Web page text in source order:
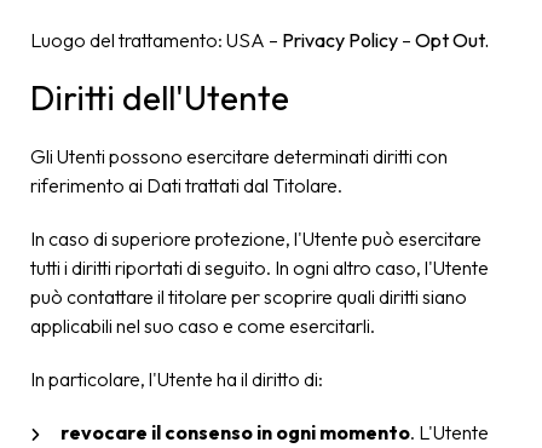
Luogo del trattamento: USA – Privacy Policy – Opt Out.
Diritti dell'Utente
Gli Utenti possono esercitare determinati diritti con
riferimento ai Dati trattati dal Titolare.
In caso di superiore protezione, l'Utente può esercitare
tutti i diritti riportati di seguito. In ogni altro caso, l'Utente
può contattare il titolare per scoprire quali diritti siano
applicabili nel suo caso e come esercitarli.
In particolare, l'Utente ha il diritto di:
revocare il consenso in ogni momento. L'Utente